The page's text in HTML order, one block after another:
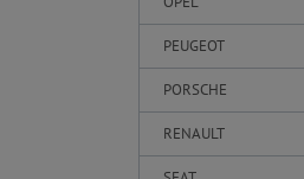
PEUGEOT
PORSCHE
RENAULT